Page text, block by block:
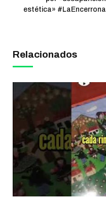
estética» #LaEncerrona
Relacionados